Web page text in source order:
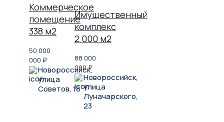
Коммерческое
помещение
338 м2
50 000
000 ₽
Новороссийск,
улица
Советов, 18
Имущественный
комплекс
2 000 м2
88 000
000₽
Новороссийск,
улица
Луначарского,
23